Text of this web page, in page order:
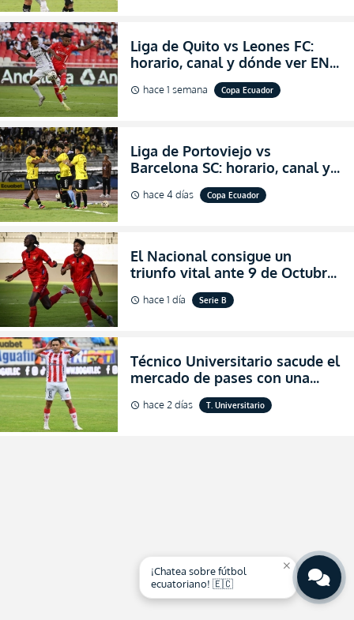
Liga de Quito vs Leones FC:
horario, canal y dónde ver EN
VIVO los octavos de final de la
Copa Ecuador 2026
schedule hace 1 semana Copa Ecuador
Liga de Portoviejo vs
Barcelona SC: horario, canal y
dónde ver EN VIVO los octavos
de final de la Copa Ecuador
schedule hace 4 días Copa Ecuador
El Nacional consigue un
triunfo vital ante 9 de Octubre
para encender la fe en la
salvación
schedule hace 1 día Serie B
Técnico Universitario sacude el
mercado de pases con una
verdadera revolución para
asegurar la permanencia
schedule hace 2 días T. Universitario
close
¡Chatea sobre fútbol
ecuatoriano! 🇪🇨